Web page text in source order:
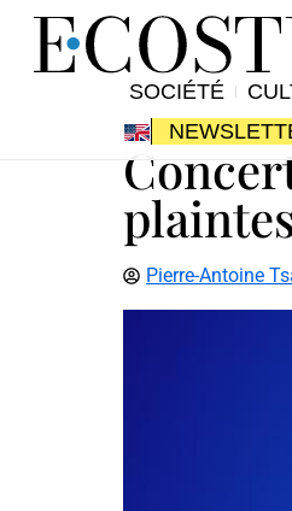
SOCIÉTÉ
Pierre-Antoine